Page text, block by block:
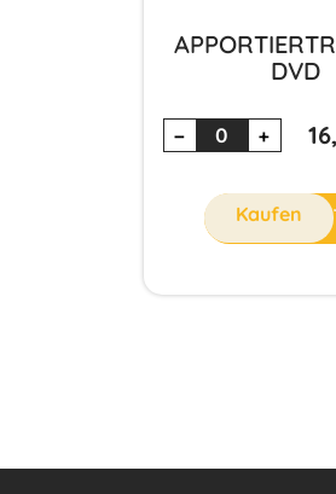
DVD
− +